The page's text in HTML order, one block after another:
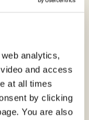
analytics,
and access
at all times
by clicking
You are also
hvis du er i
objektivt af
der